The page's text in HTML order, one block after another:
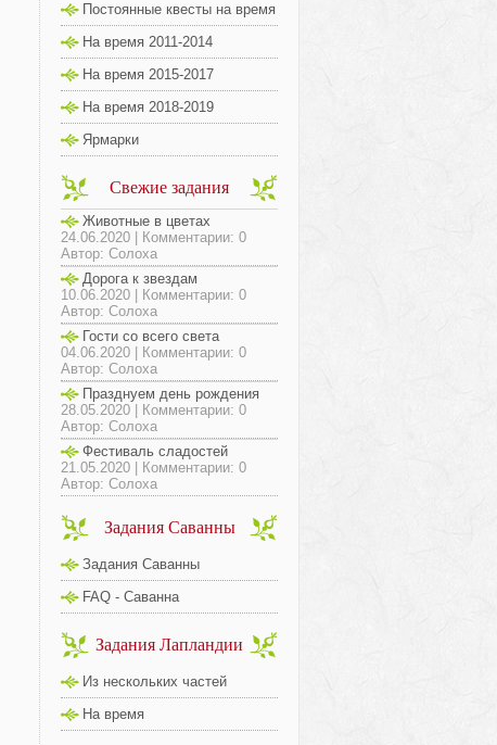
Постоянные квесты на время
На время 2011-2014
На время 2015-2017
На время 2018-2019
Ярмарки
Свежие задания
Животные в цветах
24.06.2020 | Комментарии: 0
Автор: Солоха
Дорога к звездам
10.06.2020 | Комментарии: 0
Автор: Солоха
Гости со всего света
04.06.2020 | Комментарии: 0
Автор: Солоха
Празднуем день рождения
28.05.2020 | Комментарии: 0
Автор: Солоха
Фестиваль сладостей
21.05.2020 | Комментарии: 0
Автор: Солоха
Задания Саванны
Задания Саванны
FAQ - Саванна
Задания Лапландии
Из нескольких частей
На время